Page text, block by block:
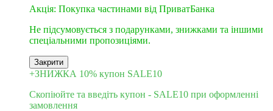
Акція: Покупка частинами від ПриватБанка
Не підсумовується з подарунками, знижками та іншими
спеціальними пропозиціями.
Закрити
+ЗНИЖКА 10% купон SALE10
Скопіюйте та введіть купон - SALE10 при оформленні
замовлення